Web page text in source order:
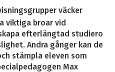
väcker
viktiga broar vid
efterlängtad studiero
Andra gånger kan de
stämpla eleven som
Max